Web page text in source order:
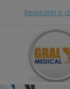
Reprezinti o